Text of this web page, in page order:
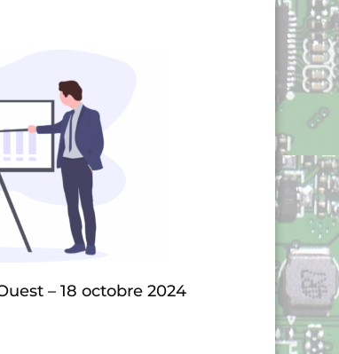
– 18 octobre 2024